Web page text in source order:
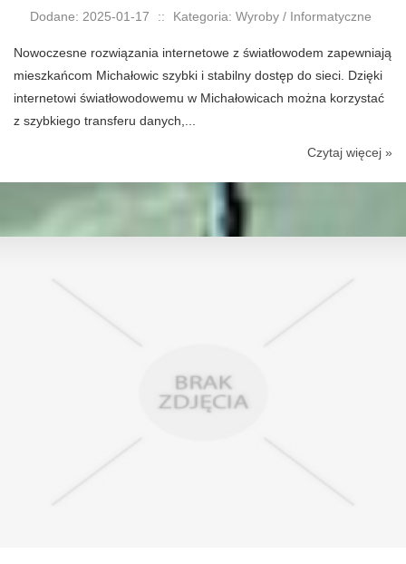
Dodane: 2025-01-17 :: Kategoria: Wyroby / Informatyczne
Nowoczesne rozwiązania internetowe z światłowodem zapewniają
mieszkańcom Michałowic szybki i stabilny dostęp do sieci. Dzięki
internetowi światłowodowemu w Michałowicach można korzystać
z szybkiego transferu danych,...
Czytaj więcej »